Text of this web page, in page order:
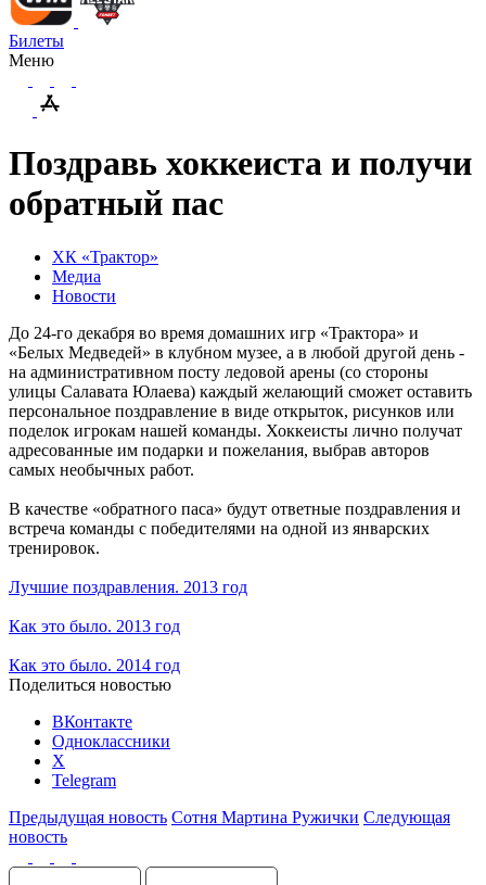
Билеты
Меню
Поздравь хоккеиста и получи
обратный пас
ХК «Трактор»
Медиа
Новости
До 24-го декабря во время домашних игр «Трактора» и
«Белых Медведей» в клубном музее, а в любой другой день -
на административном посту ледовой арены (со стороны
улицы Салавата Юлаева) каждый желающий сможет оставить
персональное поздравление в виде открыток, рисунков или
поделок игрокам нашей команды. Хоккеисты лично получат
адресованные им подарки и пожелания, выбрав авторов
самых необычных работ.
В качестве «обратного паса» будут ответные поздравления и
встреча команды с победителями на одной из январских
тренировок.
Лучшие поздравления. 2013 год
Как это было. 2013 год
Как это было. 2014 год
Поделиться новостью
ВКонтакте
Одноклассники
X
Telegram
Предыдущая новость Сотня Мартина Ружички Следующая
новость